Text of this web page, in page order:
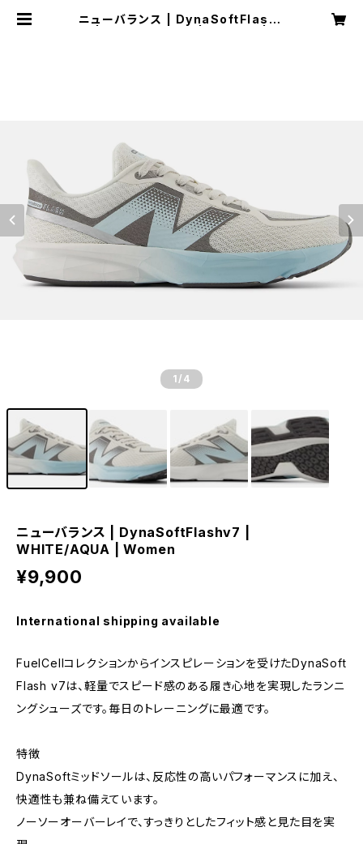
ニューバランス | DynaSoftFlashv
1 /4
ニューバランス | DynaSoftFlashv7 |
WHITE/AQUA | Women
¥9,900
International shipping available
FuelCellコレクションからインスピレーションを受けたDynaSoft
Flash v7は、軽量でスピード感のある履き心地を実現したランニ
ングシューズです。毎日のトレーニングに最適です。
特徴
DynaSoftミッドソールは、反応性の高いパフォーマンスに加え、
快適性も兼ね備えています。
ノーソーオーバーレイで、すっきりとしたフィット感と見た目を実